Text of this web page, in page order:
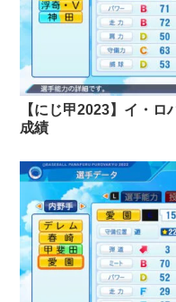
【にじ甲2023】イ・
成績